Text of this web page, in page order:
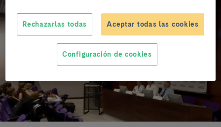
Rechazarlas todas Aceptar todas las cookies
Configuración de cookies